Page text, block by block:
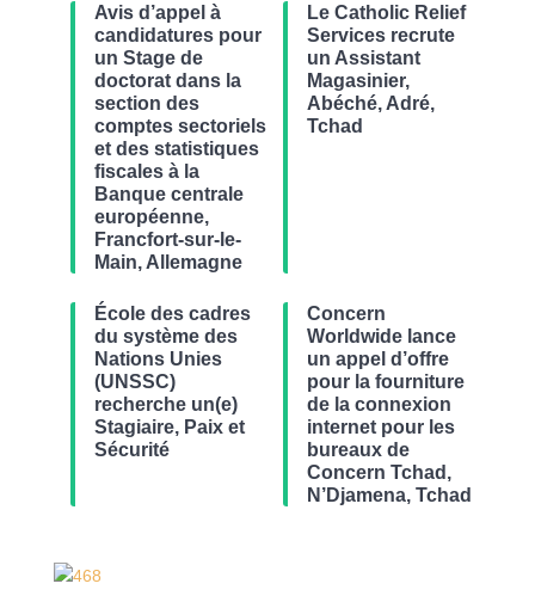
Avis d’appel à
candidatures pour
un Stage de
doctorat dans la
section des
comptes sectoriels
et des statistiques
fiscales à la
Banque centrale
européenne,
Francfort-sur-le-
Main, Allemagne
Le Catholic Relief
Services recrute
un Assistant
Magasinier,
Abéché, Adré,
Tchad
École des cadres
du système des
Nations Unies
(UNSSC)
recherche un(e)
Stagiaire, Paix et
Sécurité
Concern
Worldwide lance
un appel d’offre
pour la fourniture
de la connexion
internet pour les
bureaux de
Concern Tchad,
N’Djamena, Tchad